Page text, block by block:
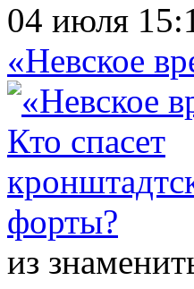
04 июля
«Невское
из